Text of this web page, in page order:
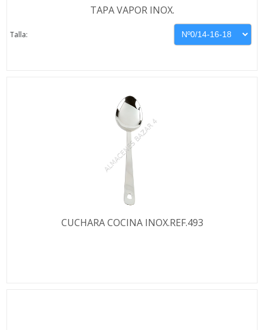
TAPA VAPOR INOX.
Talla:
CUCHARA COCINA INOX.REF.493